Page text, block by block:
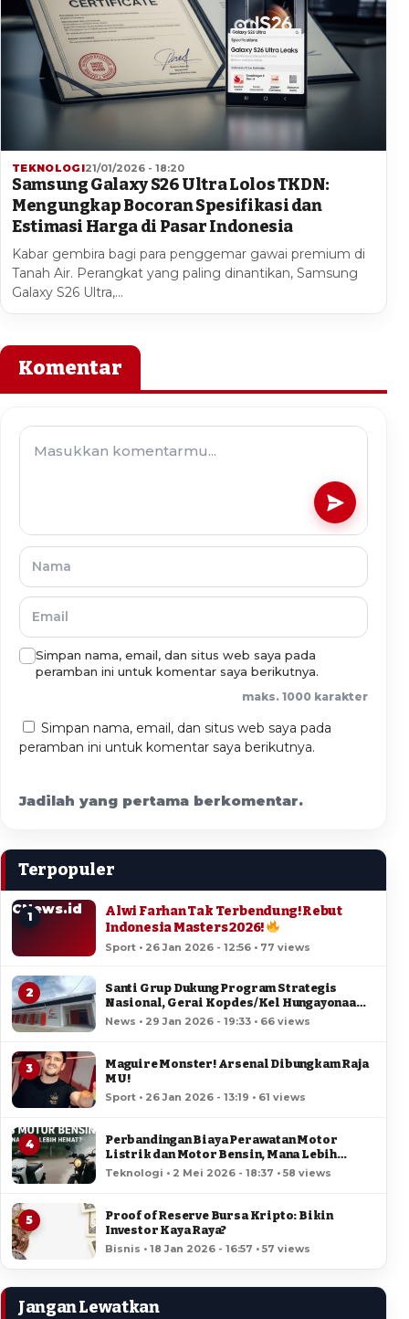
TEKNOLOGI21/01/2026 - 18:20
Samsung Galaxy S26 Ultra Lolos TKDN:
Mengungkap Bocoran Spesifikasi dan
Estimasi Harga di Pasar Indonesia
Kabar gembira bagi para penggemar gawai premium di
Tanah Air. Perangkat yang paling dinantikan, Samsung
Galaxy S26 Ultra,…
Komentar
Simpan nama, email, dan situs web saya pada
peramban ini untuk komentar saya berikutnya.
maks. 1000 karakter
Simpan nama, email, dan situs web saya pada
peramban ini untuk komentar saya berikutnya.
Jadilah yang pertama berkomentar.
Terpopuler
CNews.id
1
Alwi Farhan Tak Terbendung! Rebut
Indonesia Masters 2026!
Sport • 26 Jan 2026 - 12:56 • 77 views
2
Santi Grup Dukung Program Strategis
Nasional, Gerai Kopdes/Kel Hungayonaa
Jadi yang Tercepat Dibangun di Gorontalo
News • 29 Jan 2026 - 19:33 • 66 views
3
Maguire Monster! Arsenal Dibungkam Raja
MU!
Sport • 26 Jan 2026 - 13:19 • 61 views
4
Perbandingan Biaya Perawatan Motor
Listrik dan Motor Bensin, Mana Lebih
Hemat?
Teknologi • 2 Mei 2026 - 18:37 • 58 views
5
Proof of Reserve Bursa Kripto: Bikin
Investor Kaya Raya?
Bisnis • 18 Jan 2026 - 16:57 • 57 views
Jangan Lewatkan